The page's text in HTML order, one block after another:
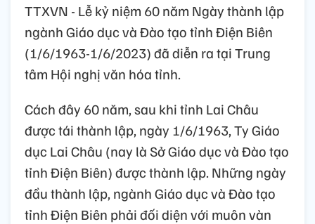
TTXVN - Lễ kỷ niệm 60 năm Ngày thành lập
ngành Giáo dục và Đào tạo tỉnh Điện Biên
(1/6/1963-1/6/2023) đã diễn ra tại Trung
tâm Hội nghị văn hóa tỉnh.
Cách đây 60 năm, sau khi tỉnh Lai Châu
được tái thành lập, ngày 1/6/1963, Ty Giáo
dục Lai Châu (nay là Sở Giáo dục và Đào tạo
tỉnh Điện Biên) được thành lập. Những ngày
đầu thành lập, ngành Giáo dục và Đào tạo
tỉnh Điện Biên phải đối diện với muôn vàn